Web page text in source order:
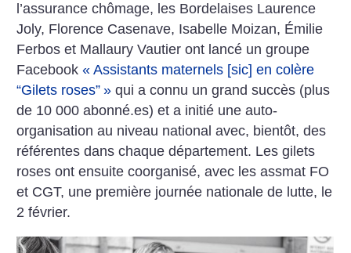
l’assurance chômage, les Bordelaises Laurence
Joly, Florence Casenave, Isabelle Moizan, Émilie
Ferbos et Mallaury Vautier ont lancé un groupe
Facebook« Assistants maternels [sic] en colère
“Gilets roses” » qui a connu un grand succès (plus
de 10 000 abonné.es) et a initié une auto-
organisation au niveau national avec, bientôt, des
référentes dans chaque département. Les gilets
roses ont ensuite coorganisé, avec les assmat FO
et CGT, une première journée nationale de lutte, le
2 février.